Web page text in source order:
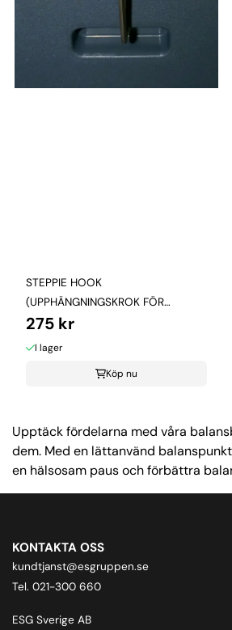
STEPPIE HOOK
(UPPHÄNGNINGSKROK FÖR
BALANSPLATTA)
275 kr
I lager
Köp nu
Upptäck fördelarna med våra
dem. Med en lättanvänd
en hälsosam paus och förbättra
KONTAKTA OSS
kundtjanst@esgruppen.se
Tel. 021-300 660
ESG Sverige AB